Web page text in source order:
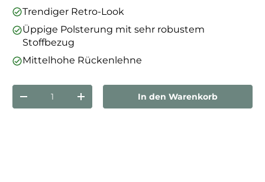
Trendiger Retro-Look
Üppige Polsterung mit sehr robustem
Stoffbezug
Mittelhohe Rückenlehne
Anzahl
Menge verringernMenge erhöhenIn den Warenkorb